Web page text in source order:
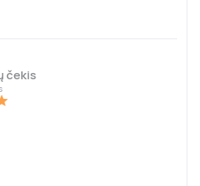
čekis